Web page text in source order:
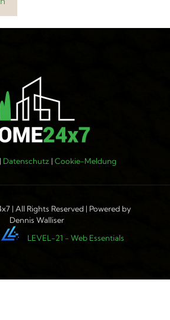
| Datenschutz | Cookie-Meldung
| All Rights Reserved | Powered by
Dennis Walliser
LEVEL-21 - Web Essentials